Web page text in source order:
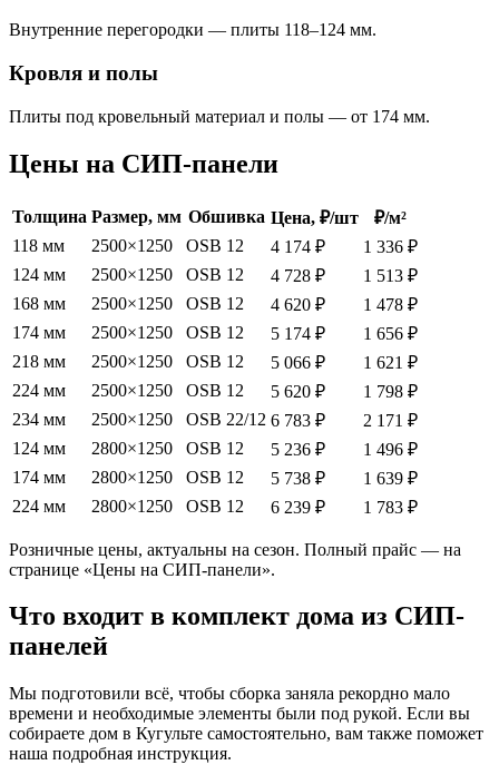
Внутренние перегородки — плиты 118–124 мм.
Кровля и полы
Плиты под кровельный материал и полы — от 174 мм.
Цены на СИП-панели
Толщина Размер, мм Обшивка Цена, ₽/шт
₽/м²
118 мм
2500×1250 OSB 12 4 174 ₽
1 336 ₽
124 мм
2500×1250 OSB 12 4 728 ₽
1 513 ₽
168 мм
2500×1250 OSB 12 4 620 ₽
1 478 ₽
174 мм
2500×1250 OSB 12 5 174 ₽
1 656 ₽
218 мм
2500×1250 OSB 12 5 066 ₽
1 621 ₽
224 мм
2500×1250 OSB 12 5 620 ₽
1 798 ₽
234 мм
2500×1250 OSB 22/12 6 783 ₽
2 171 ₽
124 мм
2800×1250 OSB 12 5 236 ₽
1 496 ₽
174 мм
2800×1250 OSB 12 5 738 ₽
1 639 ₽
224 мм
2800×1250 OSB 12 6 239 ₽ 1 783 ₽
Розничные цены, актуальны на сезон. Полный прайс — на
странице «Цены на СИП-панели».
Что входит в комплект дома из СИП-
панелей
Мы подготовили всё, чтобы сборка заняла рекордно мало
времени и необходимые элементы были под рукой. Если вы
собираете дом в Кугульте самостоятельно, вам также поможет
наша подробная инструкция.